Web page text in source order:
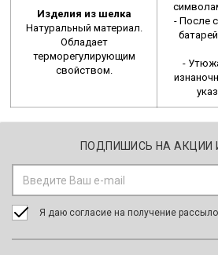
Изделия из шелка
Натуральный материал.
Обладает
терморегулирующим
свойством.
- После
-
ПОДПИШИСЬ НА АКЦИИ
Я даю согласие на получение